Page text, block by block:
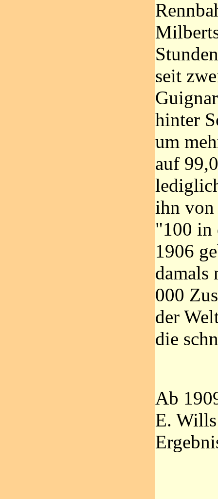
seit
hinter
um
auf
ihn von
"100 in
1906
damals
000
der
die
Ab
E.